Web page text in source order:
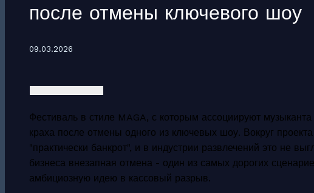
после отмены ключевого шоу
09.03.2026
Фестиваль в стиле MAGA, с которым ассоциируют
краха после отмены одного из ключевых шоу. Вокруг
"практически банкрот", и в индустрии развлечений это не
бизнеса внезапная отмена - один из самых дорогих
амбициозную идею в кассовый разрыв.